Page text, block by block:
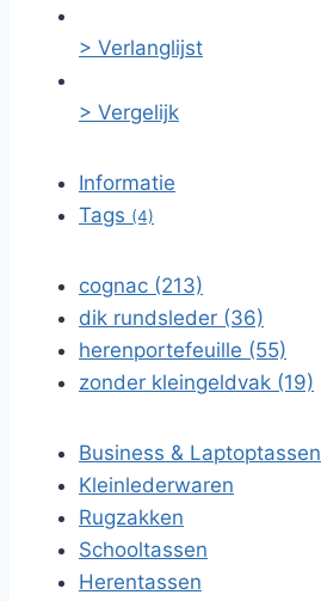
> Verlanglijst
> Vergelijk
Informatie
Tags (4)
cognac (213)
dik rundsleder (36)
herenportefeuille (55)
zonder kleingeldvak (19)
Business & Laptoptassen
Kleinlederwaren
Rugzakken
Schooltassen
Herentassen